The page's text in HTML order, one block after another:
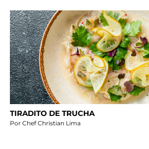
TIRADITO DE TRUCHA
Por Chef Christian Lima